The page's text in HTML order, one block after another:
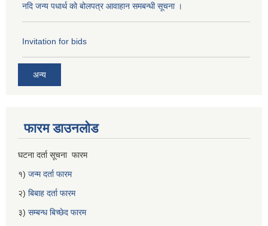
नदि जन्य पधार्थ को बोलपत्र आवाहान समबन्धी सूचना ।
Invitation for bids
अन्य
फारम डाउनलोड
घटना दर्ता सूचना फारम
१) जन्म दर्ता फारम
२) बिबाह दर्ता फारम
३) सम्बन्ध बिच्छेद फारम